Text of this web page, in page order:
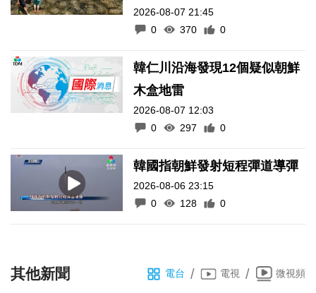
2026-08-07 21:45
0
370 0
韓仁川沿海發現12個疑似朝鮮
木盒地雷
2026-08-07 12:03
0
297 0
韓國指朝鮮發射短程彈道導彈
2026-08-06 23:15
0
128 0
其他新聞 電台 / 電視 / 微視頻